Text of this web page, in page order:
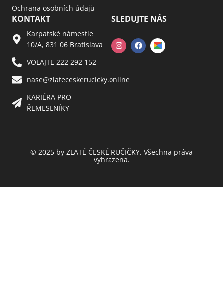
Ochrana osobních údajů
KONTAKT
Karpatské námestie
10/A, 831 06 Bratislava
VOLAJTE 222 292 152
nase@zlateceskerucicky.online
KARIÉRA PRO
ŘEMESLNÍKY
SLEDUJTE NÁS
© 2025 by ZLATÉ ČESKÉ RUČIČKY. Všechna práva
vyhrazena.